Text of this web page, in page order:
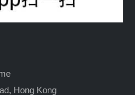
Hong Kong